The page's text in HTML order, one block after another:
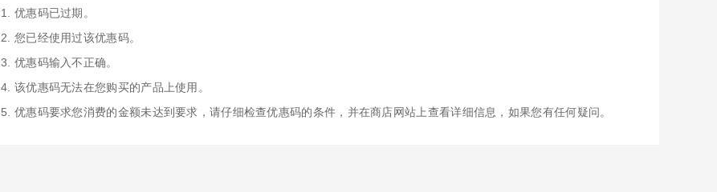
1. 优惠码已过期。
2. 您已经使用过该优惠码。
3. 优惠码输入不正确。
4. 该优惠码无法在您购买的产品上使用。
5. 优惠码要求您消费的金额未达到要求，请仔细检查优惠码的条件，并在商店网站上查看详细信息，如果您有任何疑问。